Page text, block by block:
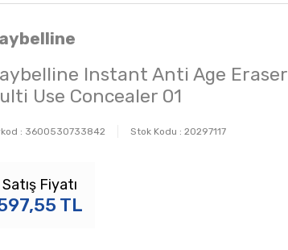
Instant Anti Age Eraser
Use Concealer 01
: 3600530733842 Stok Kodu : 20297117
Satış Fiyatı
TL